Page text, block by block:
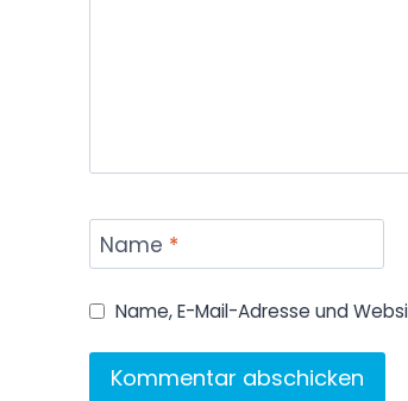
Name *
Name, E-Mail-Adresse und